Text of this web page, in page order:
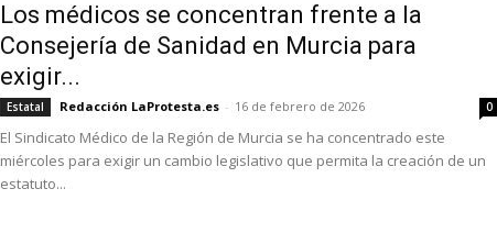
Los médicos se concentran frente a la
Consejería de Sanidad en Murcia para
exigir...
Estatal Redacción LaProtesta.es - 16 de febrero de 2026 0
El Sindicato Médico de la Región de Murcia se ha concentrado este
miércoles para exigir un cambio legislativo que permita la creación de un
estatuto...